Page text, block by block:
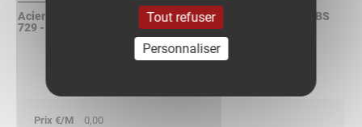
Acier galvanisé à chaud après fabrication selon ISO 1461 - BS
729 - ASTM A123
0,00
Tout refuser
Personnaliser